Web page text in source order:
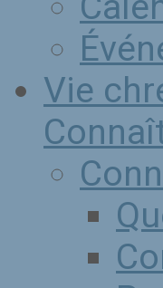
Vie